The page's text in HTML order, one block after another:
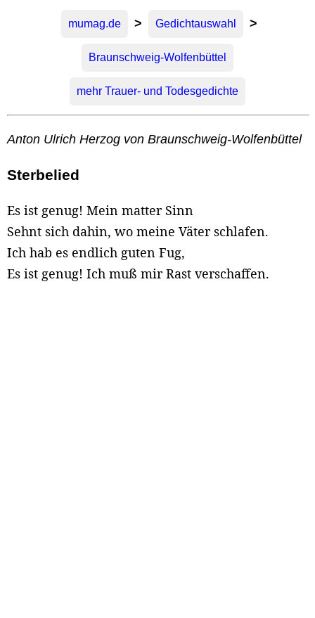
mumag.de > Gedichtauswahl >
Braunschweig-Wolfenbüttel
mehr Trauer- und Todesgedichte
Anton Ulrich Herzog von Braunschweig-Wolfenbüttel
Sterbelied
Es ist genug! Mein matter Sinn
Sehnt sich dahin, wo meine Väter schlafen.
Ich hab es endlich guten Fug,
Es ist genug! Ich muß mir Rast verschaffen.